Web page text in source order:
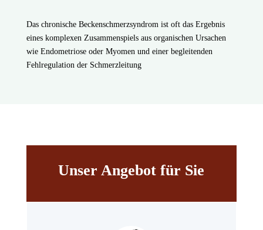
Das chronische Beckenschmerzsyndrom ist oft das Ergebnis
eines komplexen Zusammenspiels aus organischen Ursachen
wie Endometriose oder Myomen und einer begleitenden
Fehlregulation der Schmerzleitung
Unser Angebot für Sie